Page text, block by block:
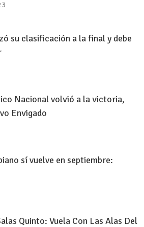
su clasificación a la final y debe
Nacional volvió a la victoria,
Envigado
sí vuelve en septiembre:
Quinto: Vuela Con Las Alas Del